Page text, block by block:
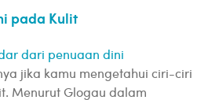
pada Kulit
dari penuaan dini
jika kamu mengetahui ciri-ciri
Menurut Glogau dalam